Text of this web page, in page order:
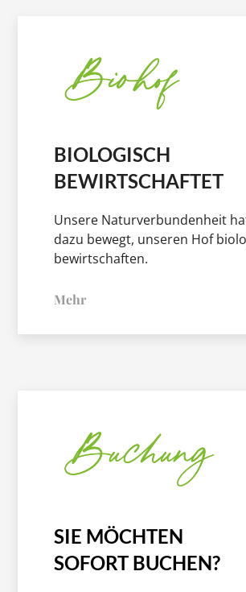
BIOLOGISCH
BEWIRTSCHAFTET
Unsere Naturverbundenheit
dazu bewegt, unseren Hof
bewirtschaften.
Mehr
SIE MÖCHTEN
SOFORT BUCHEN?